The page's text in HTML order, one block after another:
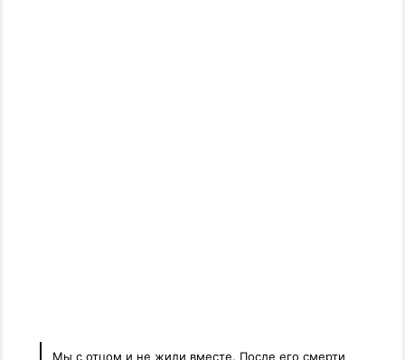
Мы с отцом и не жили вместе. После его смерти